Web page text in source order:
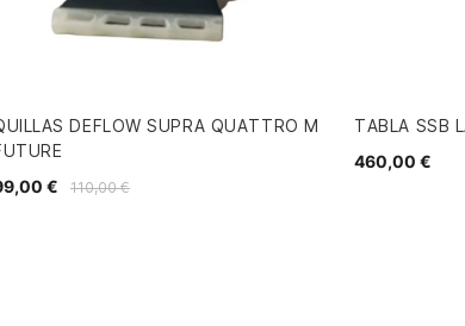
DEFLOW SUPRA QUATTRO M
110,00 €
€
TABLA SSB
460,00 €